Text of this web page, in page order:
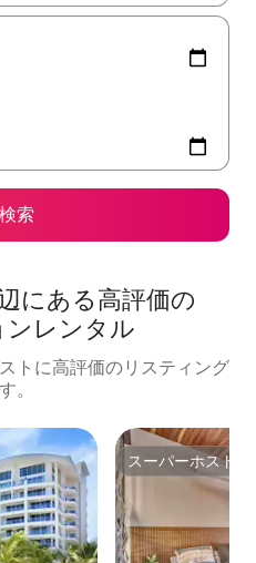
検索
に⁠あ⁠る高⁠評⁠価⁠の
レ⁠ン⁠タ⁠ル
トに高評価のリスティング
。
スーパーホスト
スーパーホスト